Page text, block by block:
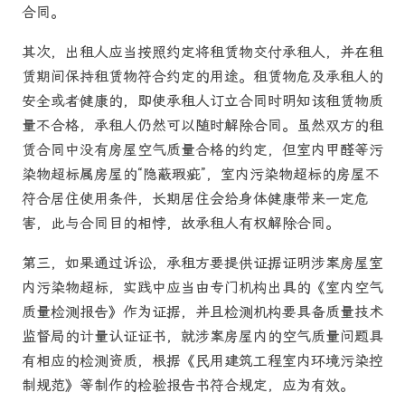
合同。
其次，出租人应当按照约定将租赁物交付承租人，并在租
赁期间保持租赁物符合约定的用途。租赁物危及承租人的
安全或者健康的，即使承租人订立合同时明知该租赁物质
量不合格，承租人仍然可以随时解除合同。虽然双方的租
赁合同中没有房屋空气质量合格的约定，但室内甲醛等污
染物超标属房屋的“隐蔽瑕疵”，室内污染物超标的房屋不
符合居住使用条件，长期居住会给身体健康带来一定危
害，此与合同目的相悖，故承租人有权解除合同。
第三，如果通过诉讼，承租方要提供证据证明涉案房屋室
内污染物超标，实践中应当由专门机构出具的《室内空气
质量检测报告》作为证据，并且检测机构要具备质量技术
监督局的计量认证证书，就涉案房屋内的空气质量问题具
有相应的检测资质，根据《民用建筑工程室内环境污染控
制规范》等制作的检验报告书符合规定，应为有效。